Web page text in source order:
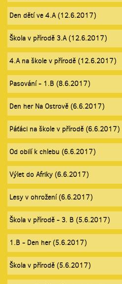
Den dětí ve 4.A (12.6.2017)
Škola v přírodě 3.A (12.6.2017)
4.A na škole v přírodě (12.6.2017)
Pasování - 1.B (8.6.2017)
Den her Na Ostrově (6.6.2017)
Páťáci na škole v přírodě (6.6.2017)
Od obilí k chlebu (6.6.2017)
Výlet do Afriky (6.6.2017)
Lesy v ohrožení (6.6.2017)
Škola v přírodě - 3. B (5.6.2017)
1.B - Den her (5.6.2017)
Škola v přírodě (5.6.2017)